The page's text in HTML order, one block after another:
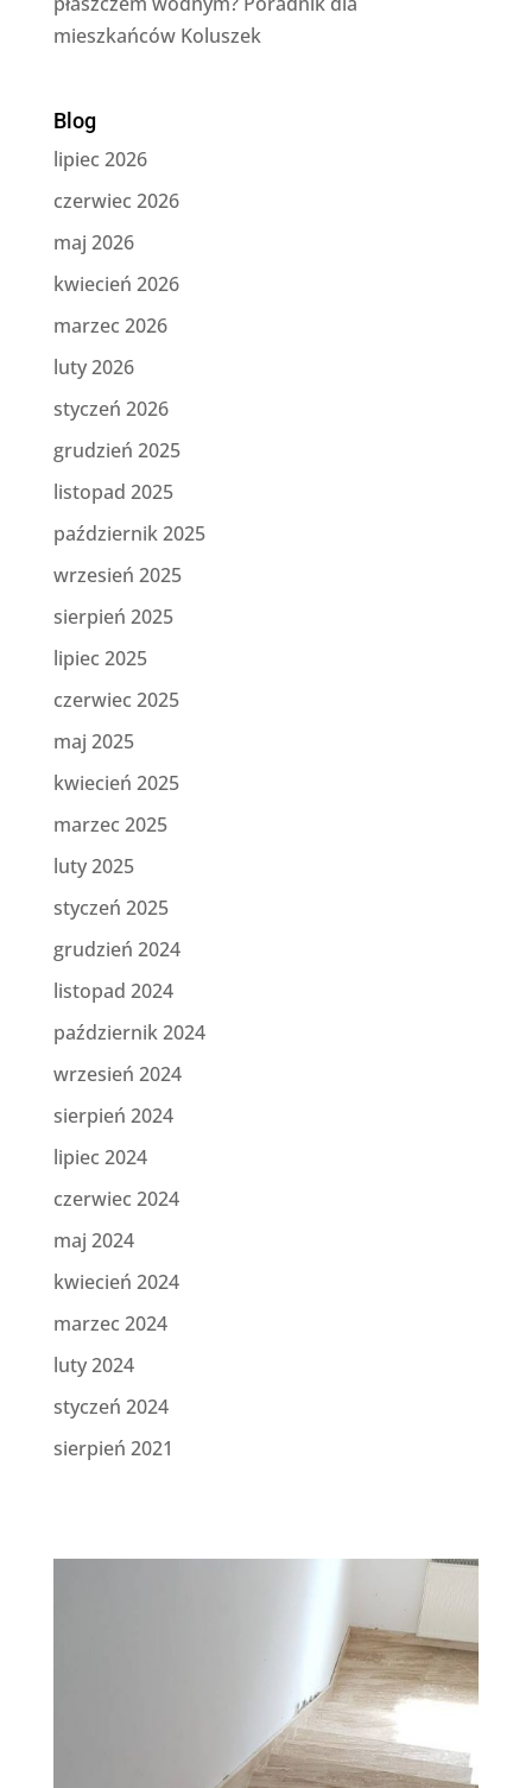
mieszkańców Koluszek
Blog
lipiec 2026
czerwiec 2026
maj 2026
kwiecień 2026
marzec 2026
luty 2026
styczeń 2026
grudzień 2025
listopad 2025
październik 2025
wrzesień 2025
sierpień 2025
lipiec 2025
czerwiec 2025
maj 2025
kwiecień 2025
marzec 2025
luty 2025
styczeń 2025
grudzień 2024
listopad 2024
październik 2024
wrzesień 2024
sierpień 2024
lipiec 2024
czerwiec 2024
maj 2024
kwiecień 2024
marzec 2024
luty 2024
styczeń 2024
sierpień 2021